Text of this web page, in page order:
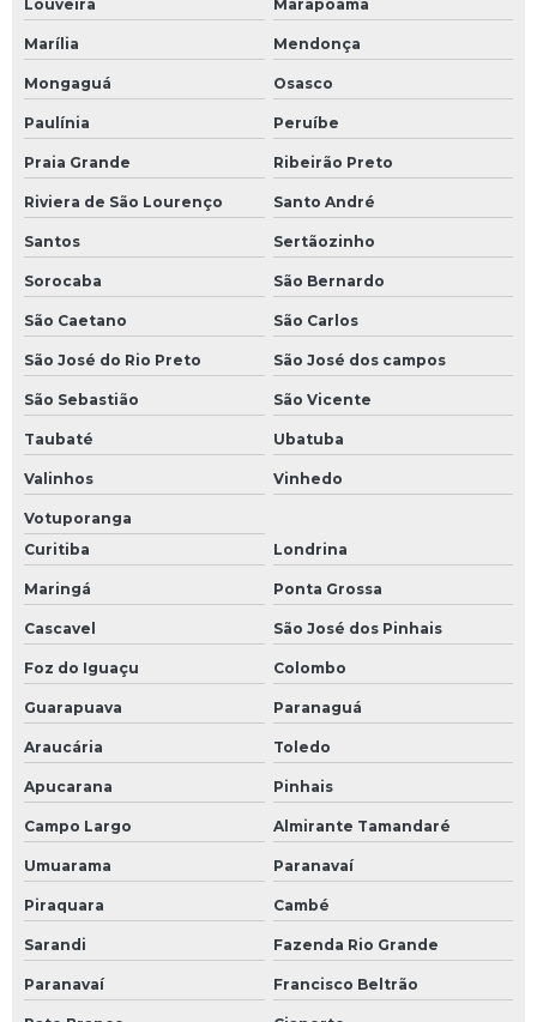
Louveira Marapoama
Marília Mendonça
Mongaguá Osasco
Paulínia Peruíbe
Praia Grande Ribeirão Preto
Riviera de São Lourenço Santo André
Santos Sertãozinho
Sorocaba São Bernardo
São Caetano São Carlos
São José do Rio Preto São José dos campos
São Sebastião São Vicente
Taubaté Ubatuba
Valinhos Vinhedo
Votuporanga
Curitiba
Londrina
Maringá Ponta Grossa
Cascavel São José dos Pinhais
Foz do Iguaçu Colombo
Guarapuava Paranaguá
Araucária Toledo
Apucarana Pinhais
Campo Largo Almirante Tamandaré
Umuarama Paranavaí
Piraquara Cambé
Sarandi Fazenda Rio Grande
Paranavaí Francisco Beltrão